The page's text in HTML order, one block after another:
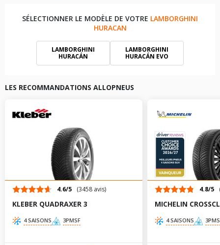
SÉLECTIONNER LE MODÈLE DE VOTRE LAMBORGHINI
HURACAN
LAMBORGHINI
HURACÁN
LAMBORGHINI
HURACÁN EVO
LES RECOMMANDATIONS ALLOPNEUS
4.6/5 (3458 avis)
KLEBER QUADRAXER 3
4 SAISONS 3PMSF
4.8/5
MICHELIN
4 SAISONS